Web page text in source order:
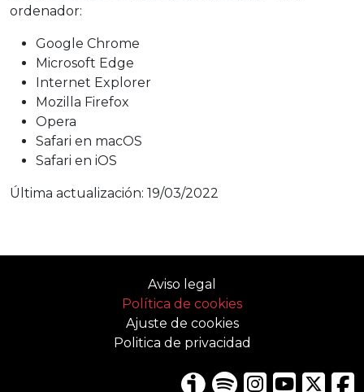
ordenador:
Google Chrome
Microsoft Edge
Internet Explorer
Mozilla Firefox
Opera
Safari en macOS
Safari en iOS
Última actualización: 19/03/2022
Aviso legal
Política de cookies
Ajuste de cookies
Politica de privacidad